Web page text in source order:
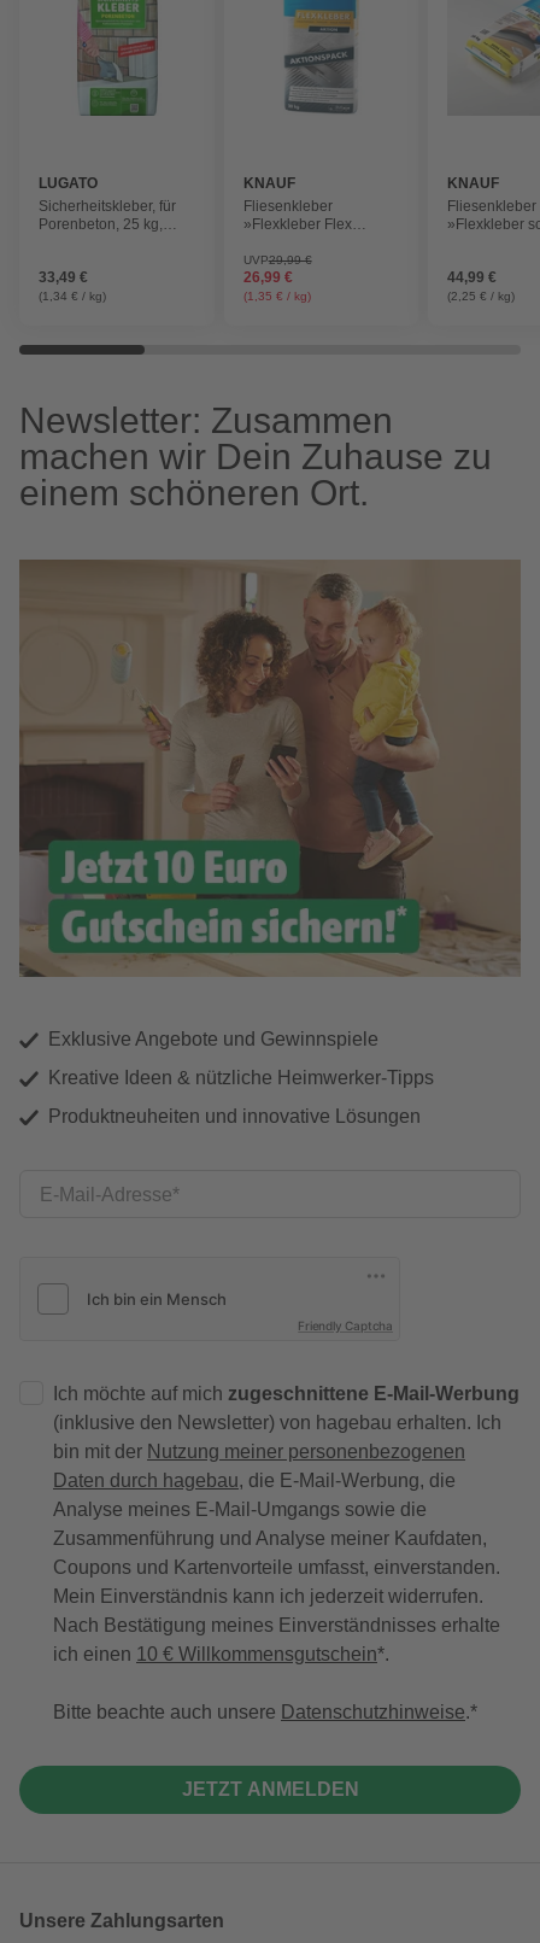
LUGATO
Sicherheitskleber, für
Porenbeton, 25 kg,
33,49 €
(1,34 € / kg)
KNAUF
Fliesenkleber
»Flexkleber Flex
UVP29,99 €
26,99 €
(1,35 € / kg)
KNAUF
Fliesenkleber
»Flexkleber
44,99 €
(2,25 € / kg)
Newsletter: Zusammen
machen wir Dein Zuhause zu
einem schöneren Ort.
Exklusive Angebote und Gewinnspiele
Kreative Ideen & nützliche Heimwerker-Tipps
Produktneuheiten und innovative Lösungen
E-Mail-Adresse
Friendly Captcha
Ich möchte auf mich zugeschnittene E-Mail-Werbung
(inklusive den Newsletter) von hagebau erhalten. Ich
bin mit der Nutzung meiner personenbezogenen
Daten durch hagebau, die E-Mail-Werbung, die
Analyse meines E-Mail-Umgangs sowie die
Zusammenführung und Analyse meiner Kaufdaten,
Coupons und Kartenvorteile umfasst, einverstanden.
Mein Einverständnis kann ich jederzeit widerrufen.
Nach Bestätigung meines Einverständnisses erhalte
ich einen 10 € Willkommensgutschein*.
Bitte beachte auch unsere Datenschutzhinweise.
JETZT ANMELDEN
Unsere Zahlungsarten